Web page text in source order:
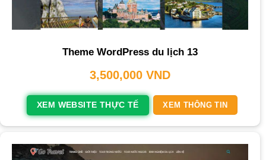
Theme WordPress du lịch 13
3,500,000 VND
XEM WEBSITE THỰC TẾ XEM THÔNG TIN